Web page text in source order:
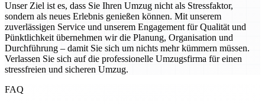
Unser Ziel ist es, dass Sie Ihren Umzug nicht als Stressfaktor,
sondern als neues Erlebnis genießen können. Mit unserem
zuverlässigen Service und unserem Engagement für Qualität und
Pünktlichkeit übernehmen wir die Planung, Organisation und
Durchführung – damit Sie sich um nichts mehr kümmern müssen.
Verlassen Sie sich auf die professionelle Umzugsfirma für einen
stressfreien und sicheren Umzug.
FAQ